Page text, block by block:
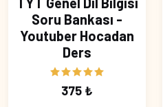
Soru Bankası -
Youtuber Hocadan
Ders
375 ₺